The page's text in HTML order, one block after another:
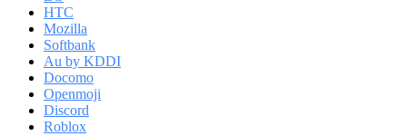
HTC
Mozilla
Softbank
Au by KDDI
Docomo
Openmoji
Discord
Roblox